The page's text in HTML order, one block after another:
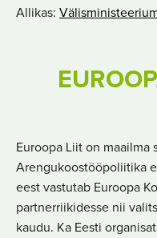
Allikas:
Euroopa Liit on maailma
Arengukoostööpoliitika
eest vastutab Euroopa
partnerriikidesse nii
kaudu. Ka Eesti